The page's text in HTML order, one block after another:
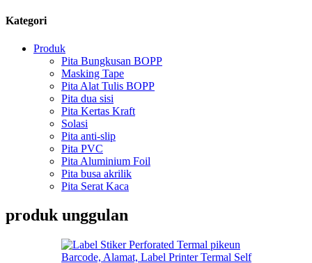
Kategori
Produk
Pita Bungkusan BOPP
Masking Tape
Pita Alat Tulis BOPP
Pita dua sisi
Pita Kertas Kraft
Solasi
Pita anti-slip
Pita PVC
Pita Aluminium Foil
Pita busa akrilik
Pita Serat Kaca
produk unggulan